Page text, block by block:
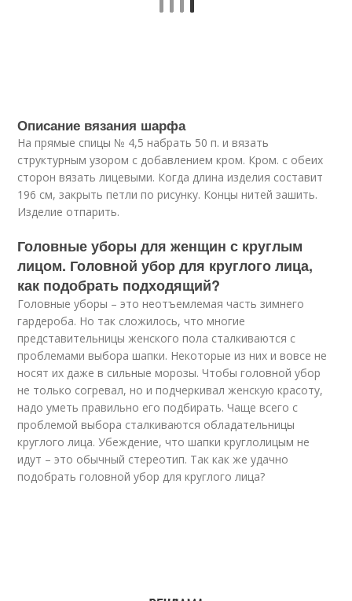
Описание вязания шарфа
На прямые спицы № 4,5 набрать 50 п. и вязать
структурным узором с добавлением кром. Кром. с обеих
сторон вязать лицевыми. Когда длина изделия составит
196 см, закрыть петли по рисунку. Концы нитей зашить.
Изделие отпарить.
Головные уборы для женщин с круглым
лицом. Головной убор для круглого лица,
как подобрать подходящий?
Головные уборы – это неотъемлемая часть зимнего
гардероба. Но так сложилось, что многие
представительницы женского пола сталкиваются с
проблемами выбора шапки. Некоторые из них и вовсе не
носят их даже в сильные морозы. Чтобы головной убор
не только согревал, но и подчеркивал женскую красоту,
надо уметь правильно его подбирать. Чаще всего с
проблемой выбора сталкиваются обладательницы
круглого лица. Убеждение, что шапки круглолицым не
идут – это обычный стереотип. Так как же удачно
подобрать головной убор для круглого лица?